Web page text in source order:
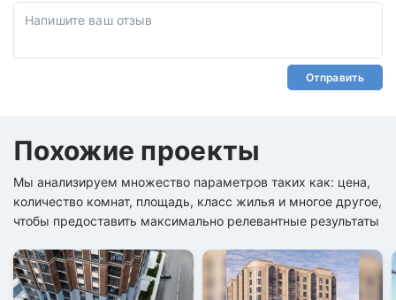
Отправить
Похожие проекты
Мы анализируем множество параметров таких как: цена,
количество комнат, площадь, класс жилья и многое другое,
чтобы предоставить максимально релевантные результаты